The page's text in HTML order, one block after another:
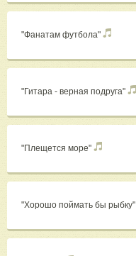
"Фанатам футбола"
"Гитара - верная подруга"
"Плещется море"
"Хорошо поймать бы рыбку"